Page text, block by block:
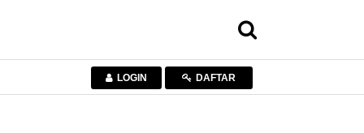
LOGIN DAFTAR